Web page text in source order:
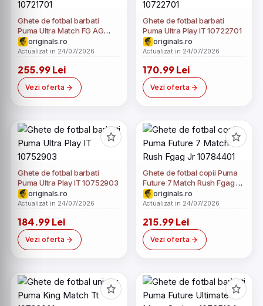
Ghete de fotbal barbati
Puma Ultra Match FG AG
10721701
originals.ro
Actualizat in 24/07/2026
255.99 Lei
Vezi oferta
Ghete de fotbal barbati
Puma Ultra Play IT 10722701
originals.ro
Actualizat in 24/07/2026
170.99 Lei
Vezi oferta
Ghete de fotbal barbati
Puma Ultra Play IT 10752903
originals.ro
Actualizat in 24/07/2026
184.99 Lei
Vezi oferta
Ghete de fotbal copii Puma
Future 7 Match Rush Fgag Jr
10784401
originals.ro
Actualizat in 24/07/2026
215.99 Lei
Vezi oferta